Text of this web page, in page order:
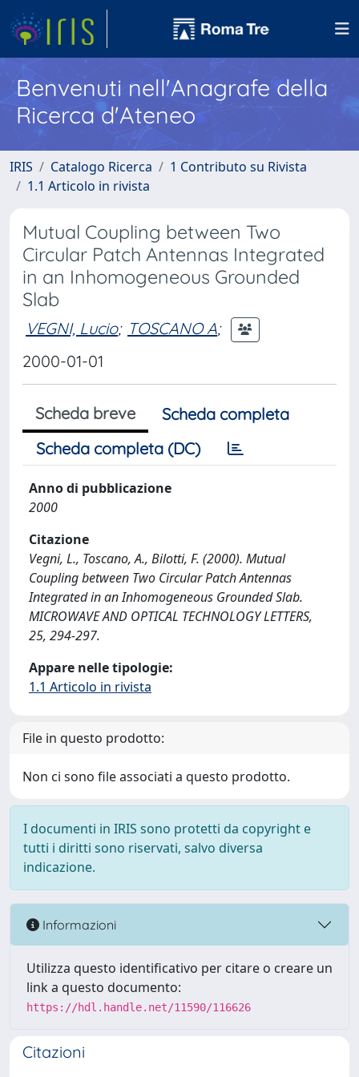
Benvenuti nell'Anagrafe della
Ricerca d'Ateneo
IRIS Catalogo Ricerca
1 Contributo su Rivista
1.1 Articolo in rivista
Mutual Coupling between Two
Circular Patch Antennas Integrated
in an Inhomogeneous Grounded
Slab
VEGNI, Lucio; TOSCANO A;
2000-01-01
Scheda breve
Scheda completa
Scheda completa (DC)
Anno di pubblicazione
2000
Citazione
Vegni, L., Toscano, A., Bilotti, F. (2000). Mutual
Coupling between Two Circular Patch Antennas
Integrated in an Inhomogeneous Grounded Slab.
MICROWAVE AND OPTICAL TECHNOLOGY LETTERS,
25, 294-297.
Appare nelle tipologie:
1.1 Articolo in rivista
File in questo prodotto:
Non ci sono file associati a questo prodotto.
I documenti in IRIS sono protetti da copyright e
tutti i diritti sono riservati, salvo diversa
indicazione.
Informazioni
Utilizza questo identificativo per citare o creare un
link a questo documento:
https://hdl.handle.net/11590/116626
Citazioni